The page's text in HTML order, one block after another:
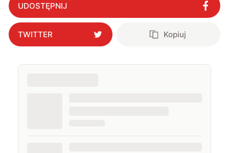
UDOSTĘPNIJ
TWITTER Kopiuj